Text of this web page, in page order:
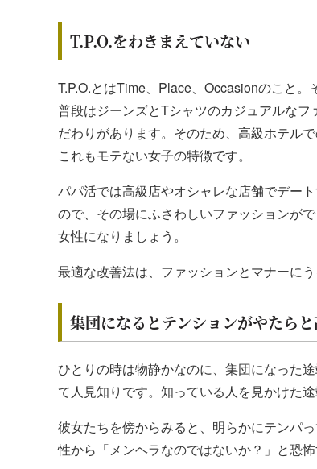
T.P.O.をわきまえていない
T.P.O.とはTime、Place、Occasionのこと
普段はジーンズとTシャツのカジュアルな
だわりがあります。そのため、高級ホテル
これもモテない女子の特徴です。
パパ活では高級店やオシャレな店舗でデー
ので、その場にふさわしいファッションが
女性になりましょう。
最適な改善法は、ファッションとマナーに
集団になるとテンションがやたら
ひとりの時は物静かなのに、集団になった
て人見知りです。知っている人を見かけた
彼女たちを傍からみると、明らかにテンパ
性から「メンヘラなのではないか？」と恐